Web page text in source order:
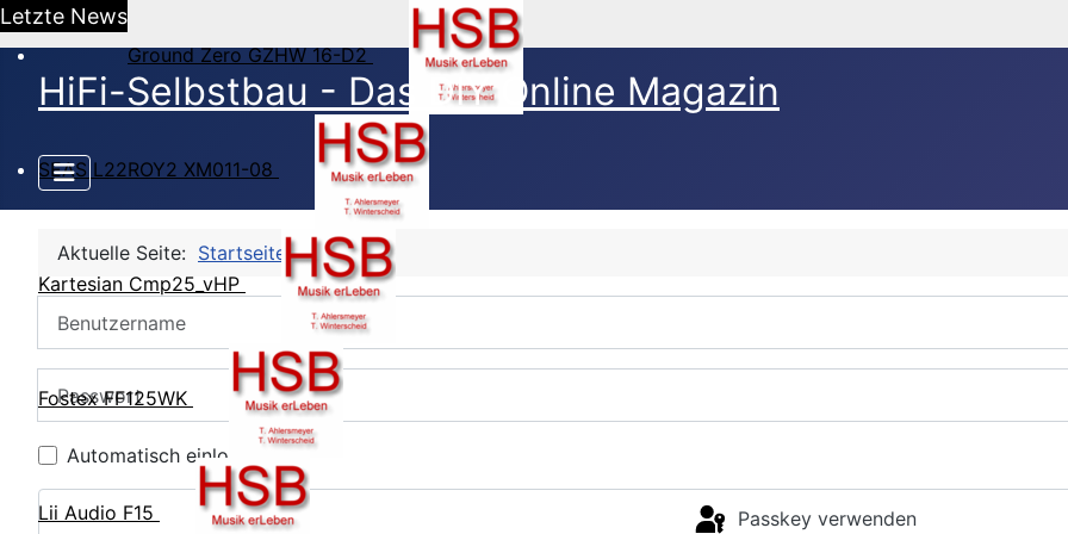
Letzte News
Ground Zero GZHW 16-D2
SEAS L22ROY2 XM011-08
Kartesian Cmp25_vHP
Fostex FF125WK
Lii Audio F15
HiFi-Selbstbau - Das DIY Online Magazin
Aktuelle Seite: Startseite CB Login
Automatisch einloggen
Passkey verwenden